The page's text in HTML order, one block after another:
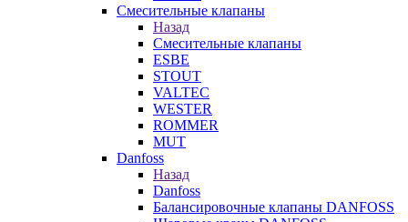
Смесительные клапаны
Назад
Смесительные клапаны
ESBE
STOUT
VALTEC
WESTER
ROMMER
MUT
Danfoss
Назад
Danfoss
Балансировочные клапаны DANFOSS